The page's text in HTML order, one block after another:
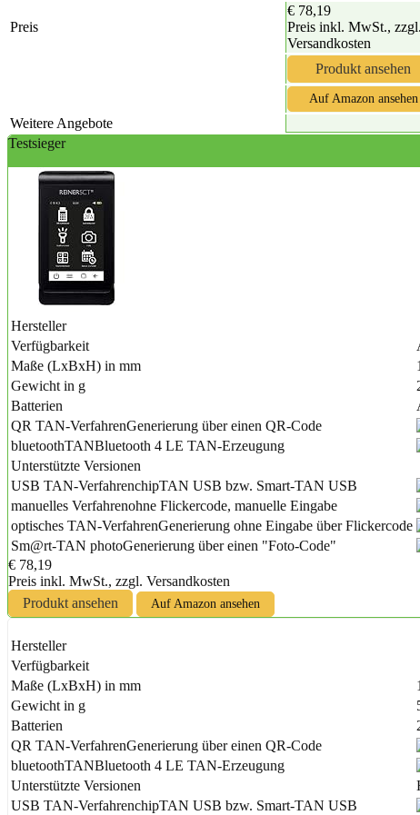
Preis
€ 78,19
Preis inkl. MwSt., zzgl.
Versandkosten
Produkt ansehen
Auf Amazon ansehen
Weitere Angebote
Testsieger
Hersteller
Verfügbarkeit
Maße (LxBxH) in mm
Gewicht in g
Batterien
QR TAN-VerfahrenGenerierung über einen QR-Code
bluetoothTANBluetooth 4 LE TAN-Erzeugung
Unterstützte Versionen
USB TAN-VerfahrenchipTAN USB bzw. Smart-TAN USB
manuelles Verfahrenohne Flickercode, manuelle Eingabe
optisches TAN-VerfahrenGenerierung ohne Eingabe über Flickercode
Sm@rt-TAN photoGenerierung über einen "Foto-Code"
€ 78,19
Preis inkl. MwSt., zzgl. Versandkosten
Produkt ansehen
Auf Amazon ansehen
Hersteller
Verfügbarkeit
Maße (LxBxH) in mm
Gewicht in g
Batterien
QR TAN-VerfahrenGenerierung über einen QR-Code
bluetoothTANBluetooth 4 LE TAN-Erzeugung
Unterstützte Versionen
USB TAN-VerfahrenchipTAN USB bzw. Smart-TAN USB